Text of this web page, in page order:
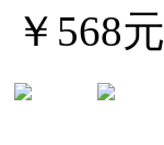
￥568元